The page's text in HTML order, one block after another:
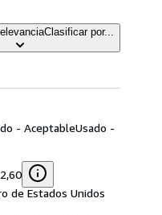
Clasificar por...
- AceptableUsado -
de Estados Unidos